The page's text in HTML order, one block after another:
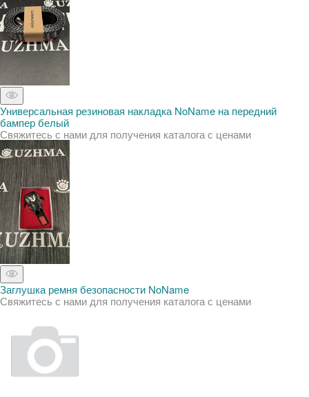
Универсальная резиновая накладка NoName на передний
бампер белый
Свяжитесь с нами для получения каталога с ценами
Заглушка ремня безопасности NoName
Свяжитесь с нами для получения каталога с ценами